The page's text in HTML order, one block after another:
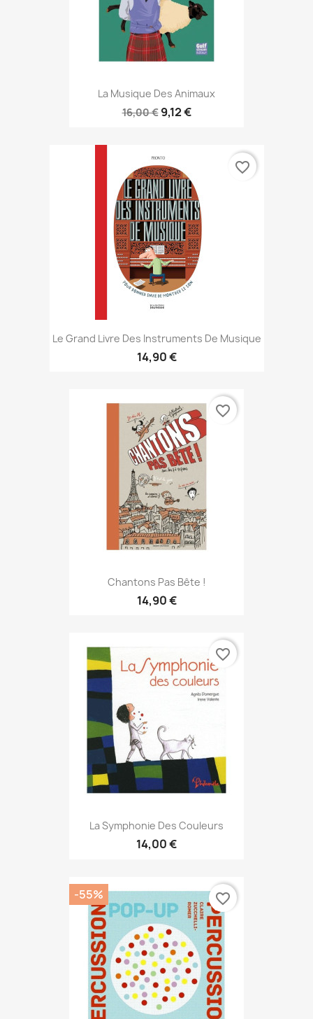
La Musique Des Animaux
16,00 € 9,12 €
Le Grand Livre Des Instruments De Musique
14,90 €
favorite_border
Chantons Pas Bête !
14,90 €
favorite_border
La Symphonie Des Couleurs
14,00 €
favorite_border
-55% favorite_border